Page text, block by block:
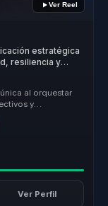
Ver Reel
estratégica
resiliencia y
al orquestar
y
Ver Perfil